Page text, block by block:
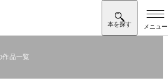
作品一覧